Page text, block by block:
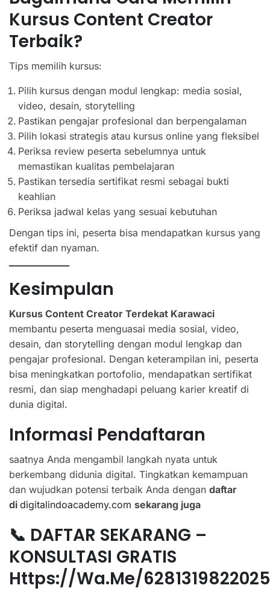
Kursus Content Creator
Terbaik?
Tips memilih kursus:
Pilih kursus dengan modul lengkap: media sosial,
video, desain, storytelling
Pastikan pengajar profesional dan berpengalaman
Pilih lokasi strategis atau kursus online yang fleksibel
Periksa review peserta sebelumnya untuk
memastikan kualitas pembelajaran
Pastikan tersedia sertifikat resmi sebagai bukti
keahlian
Periksa jadwal kelas yang sesuai kebutuhan
Dengan tips ini, peserta bisa mendapatkan kursus yang
efektif dan nyaman.
Kesimpulan
Kursus Content Creator Terdekat Karawaci
membantu peserta menguasai media sosial, video,
desain, dan storytelling dengan modul lengkap dan
pengajar profesional. Dengan keterampilan ini, peserta
bisa meningkatkan portofolio, mendapatkan sertifikat
resmi, dan siap menghadapi peluang karier kreatif di
dunia digital.
Informasi Pendaftaran
saatnya Anda mengambil langkah nyata untuk
berkembang didunia digital. Tingkatkan kemampuan
dan wujudkan potensi terbaik Anda dengan daftar
di digitalindoacademy.com sekarang juga
📞 DAFTAR SEKARANG –
KONSULTASI GRATIS
Https://wa.me/6281319822025